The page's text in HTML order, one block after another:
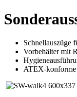
Schnellauszüge
Vorbehälter mit
ATEX-